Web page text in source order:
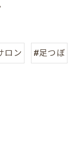
ロン #足つぼ